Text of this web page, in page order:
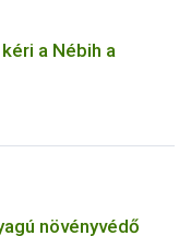
a Nébih a
növényvédő